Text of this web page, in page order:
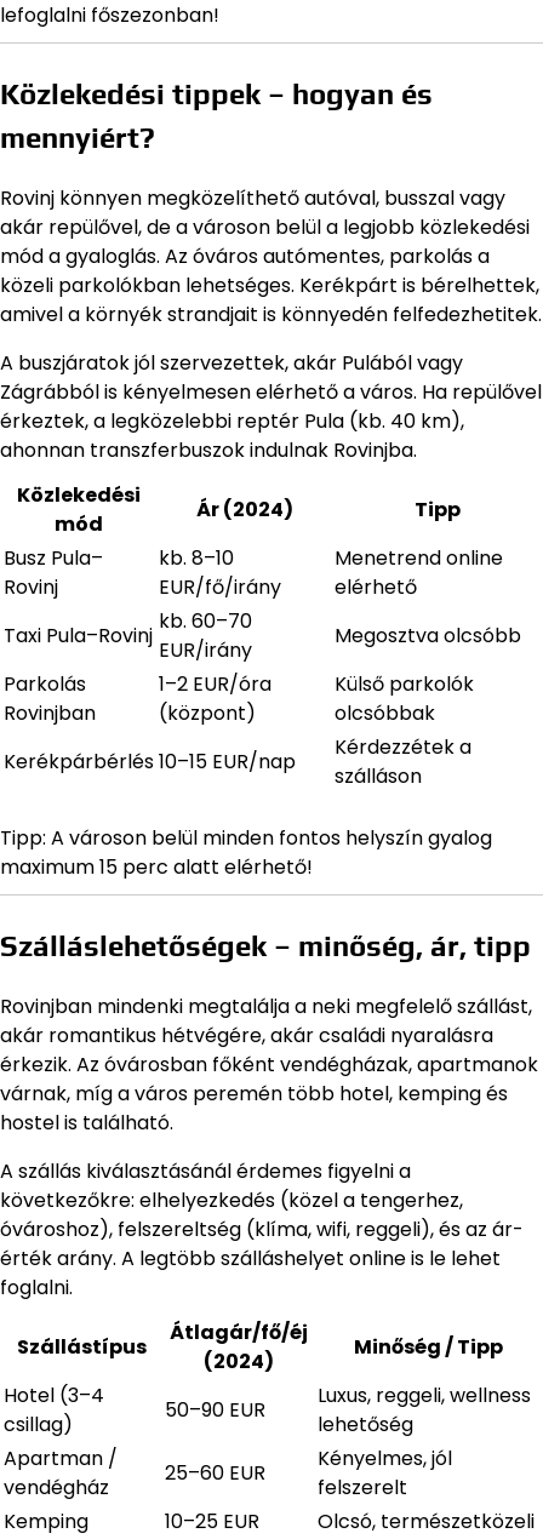
lefoglalni főszezonban!
Közlekedési tippek – hogyan és
mennyiért?
Rovinj könnyen megközelíthető autóval, busszal vagy
akár repülővel, de a városon belül a legjobb közlekedési
mód a gyaloglás. Az óváros autómentes, parkolás a
közeli parkolókban lehetséges. Kerékpárt is bérelhettek,
amivel a környék strandjait is könnyedén felfedezhetitek.
A buszjáratok jól szervezettek, akár Pulából vagy
Zágrábból is kényelmesen elérhető a város. Ha repülővel
érkeztek, a legközelebbi reptér Pula (kb. 40 km),
ahonnan transzferbuszok indulnak Rovinjba.
Közlekedési
mód
Ár (2024)
Tipp
Busz Pula–
Rovinj
kb. 8–10
EUR/fő/irány
Menetrend online
elérhető
Taxi Pula–Rovinj
kb. 60–70
EUR/irány
Megosztva olcsóbb
Parkolás
Rovinjban
1–2 EUR/óra
(központ)
Külső parkolók
olcsóbbak
Kerékpárbérlés10–15 EUR/nap
Kérdezzétek a
szálláson
Tipp: A városon belül minden fontos helyszín gyalog
maximum 15 perc alatt elérhető!
Szálláslehetőségek – minőség, ár, tipp
Rovinjban mindenki megtalálja a neki megfelelő szállást,
akár romantikus hétvégére, akár családi nyaralásra
érkezik. Az óvárosban főként vendégházak, apartmanok
várnak, míg a város peremén több hotel, kemping és
hostel is található.
A szállás kiválasztásánál érdemes figyelni a
következőkre: elhelyezkedés (közel a tengerhez,
óvároshoz), felszereltség (klíma, wifi, reggeli), és az ár-
érték arány. A legtöbb szálláshelyet online is le lehet
foglalni.
Szállástípus
Átlagár/fő/éj
(2024)
Minőség / Tipp
Hotel (3–4
csillag)
50–90 EUR
Luxus, reggeli, wellness
lehetőség
Apartman /
vendégház
25–60 EUR
Kényelmes, jól
felszerelt
Kemping
10–25 EUR
Olcsó, természetközeli